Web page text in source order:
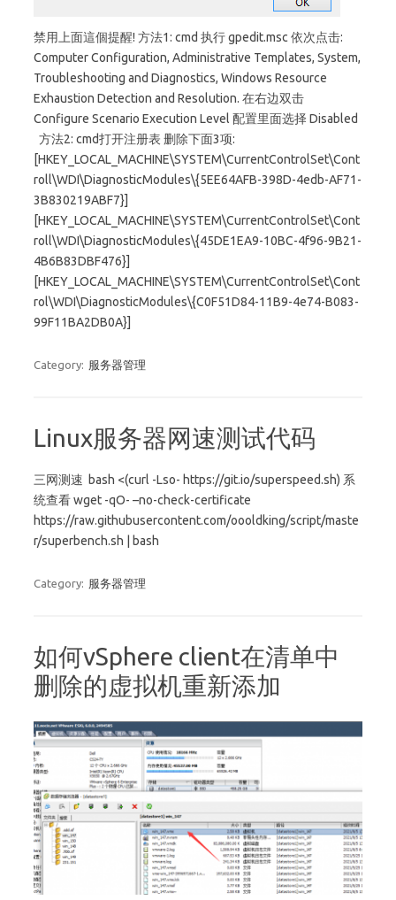
禁用上面這個提醒! 方法1: cmd 执行 gpedit.msc 依次点击:
Computer Configuration, Administrative Templates, System,
Troubleshooting and Diagnostics, Windows Resource
Exhaustion Detection and Resolution. 在右边双击
Configure Scenario Execution Level 配置里面选择 Disabled
方法2: cmd打开注册表 删除下面3项:
[HKEY_LOCAL_MACHINE\SYSTEM\CurrentControlSet\Cont
roll\WDI\DiagnosticModules\{5EE64AFB-398D-4edb-AF71-
3B830219ABF7}]
[HKEY_LOCAL_MACHINE\SYSTEM\CurrentControlSet\Cont
roll\WDI\DiagnosticModules\{45DE1EA9-10BC-4f96-9B21-
4B6B83DBF476}]
[HKEY_LOCAL_MACHINE\SYSTEM\CurrentControlSet\Cont
rol\WDI\DiagnosticModules\{C0F51D84-11B9-4e74-B083-
99F11BA2DB0A}]
Category: 服务器管理
Linux服务器网速测试代码
三网测速 bash <(curl -Lso- https://git.io/superspeed.sh) 系
统查看 wget -qO- –no-check-certificate
https://raw.githubusercontent.com/oooldking/script/maste
r/superbench.sh | bash
Category: 服务器管理
如何vSphere client在清单中
删除的虚拟机重新添加